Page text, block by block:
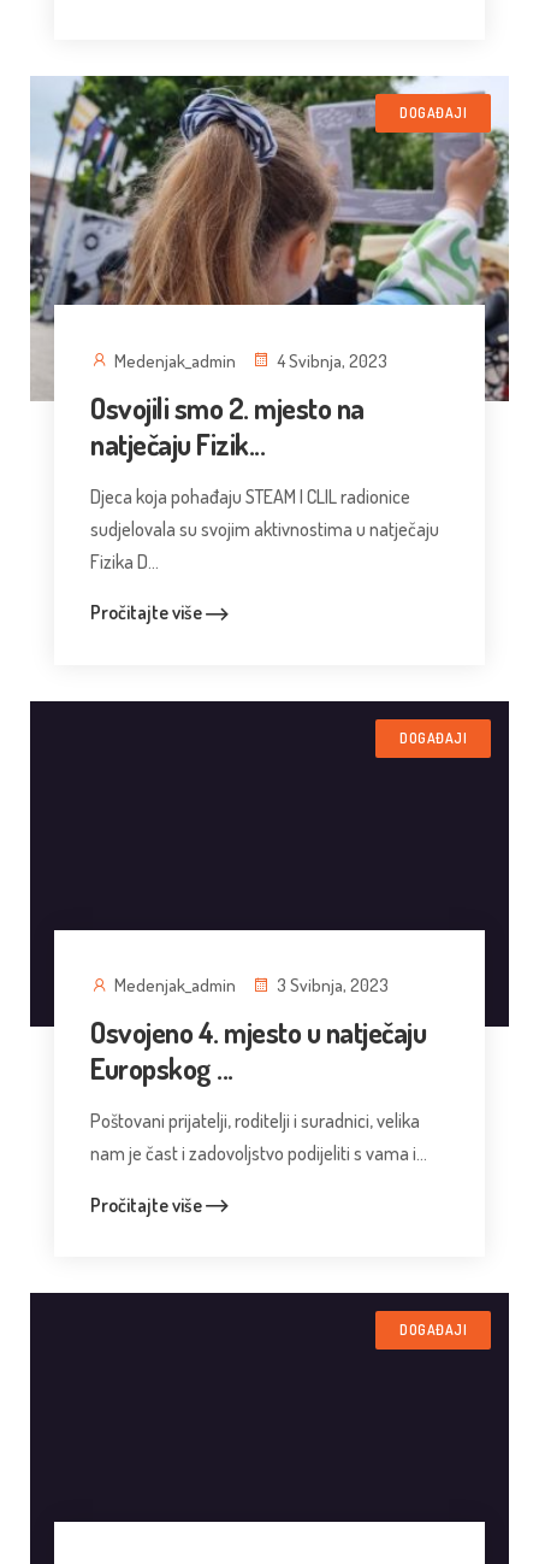
DOGAĐAJI
Medenjak_admin 4 Svibnja, 2023
Osvojili smo 2. mjesto na
natječaju Fizik...
Djeca koja pohađaju STEAM I CLIL radionice
sudjelovala su svojim aktivnostima u natječaju
Fizika D...
Pročitajte više
DOGAĐAJI
Medenjak_admin 3 Svibnja, 2023
Osvojeno 4. mjesto u natječaju
Europskog ...
Poštovani prijatelji, roditelji i suradnici, velika
nam je čast i zadovoljstvo podijeliti s vama i...
Pročitajte više
DOGAĐAJI